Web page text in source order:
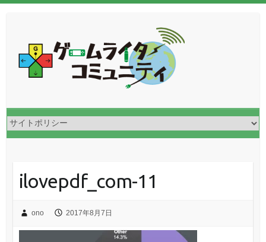
ilovepdf_com-11
ono 2017年8月7日